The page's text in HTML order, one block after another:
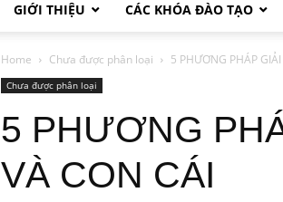
GIỚI THIỆU CÁC KHÓA ĐÀO TẠO
Home Chưa được phân loại 5 PHƯƠNG PHÁP
Chưa được phân loại
5 PHƯƠNG
VÀ CON CÁI